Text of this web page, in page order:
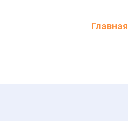
Главная